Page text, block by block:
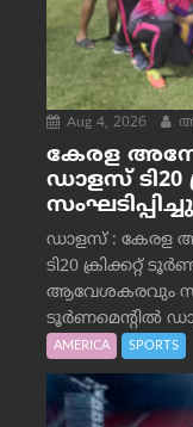
Aug 4, 2026
കേരള
ഡാളസ് ടി20
സംഘടിപ്പിച്ചു
ഡാളസ് :
ടി20 ക്രിക്കറ്റ്
ആവേശകരവും
ടൂർണമെന്റിൽ
AMERICA SPORTS